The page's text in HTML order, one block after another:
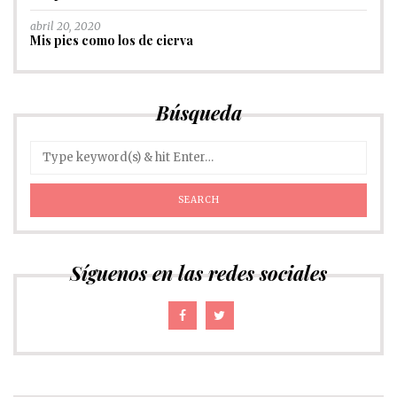
abril 20, 2020
Mis pies como los de cierva
Búsqueda
Síguenos en las redes sociales